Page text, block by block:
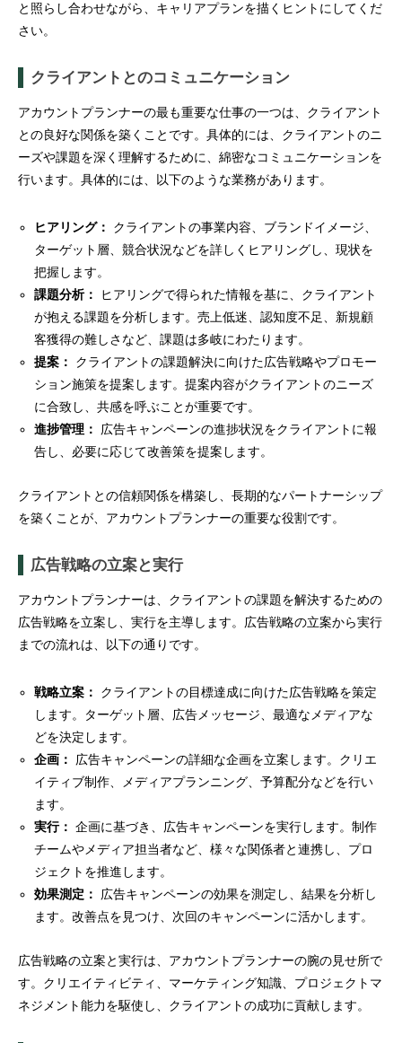
と照らし合わせながら、キャリアプランを描くヒントにしてくだ
さい。
クライアントとのコミュニケーション
アカウントプランナーの最も重要な仕事の一つは、クライアント
との良好な関係を築くことです。具体的には、クライアントのニ
ーズや課題を深く理解するために、綿密なコミュニケーションを
行います。具体的には、以下のような業務があります。
ヒアリング：
クライアントの事業内容、ブランドイメージ、
ターゲット層、競合状況などを詳しくヒアリングし、現状を
把握します。
課題分析：
ヒアリングで得られた情報を基に、クライアント
が抱える課題を分析します。売上低迷、認知度不足、新規顧
客獲得の難しさなど、課題は多岐にわたります。
提案：
クライアントの課題解決に向けた広告戦略やプロモー
ション施策を提案します。提案内容がクライアントのニーズ
に合致し、共感を呼ぶことが重要です。
進捗管理：
広告キャンペーンの進捗状況をクライアントに報
告し、必要に応じて改善策を提案します。
クライアントとの信頼関係を構築し、長期的なパートナーシップ
を築くことが、アカウントプランナーの重要な役割です。
広告戦略の立案と実行
アカウントプランナーは、クライアントの課題を解決するための
広告戦略を立案し、実行を主導します。広告戦略の立案から実行
までの流れは、以下の通りです。
戦略立案：
クライアントの目標達成に向けた広告戦略を策定
します。ターゲット層、広告メッセージ、最適なメディアな
どを決定します。
企画：
広告キャンペーンの詳細な企画を立案します。クリエ
イティブ制作、メディアプランニング、予算配分などを行い
ます。
実行： 企画に基づき、広告キャンペーンを実行します。制作
チームやメディア担当者など、様々な関係者と連携し、プロ
ジェクトを推進します。
効果測定：
広告キャンペーンの効果を測定し、結果を分析し
ます。改善点を見つけ、次回のキャンペーンに活かします。
広告戦略の立案と実行は、アカウントプランナーの腕の見せ所で
す。クリエイティビティ、マーケティング知識、プロジェクトマ
ネジメント能力を駆使し、クライアントの成功に貢献します。